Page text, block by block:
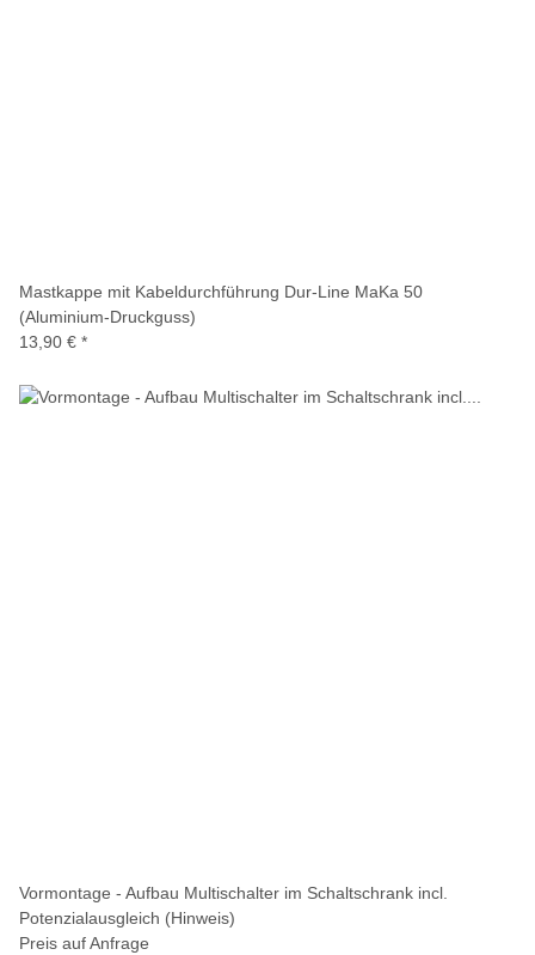
Mastkappe mit Kabeldurchführung Dur-Line MaKa 50
(Aluminium-Druckguss)
13,90 € *
Vormontage - Aufbau Multischalter im Schaltschrank incl.
Potenzialausgleich (Hinweis)
Preis auf Anfrage